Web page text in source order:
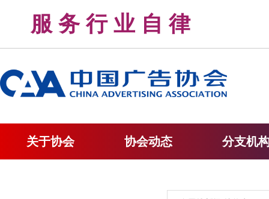
服 务 行 业 自 律
关于协会 协会动态 分支机